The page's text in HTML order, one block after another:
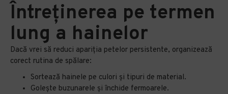
Întreținerea pe termen
lung a hainelor
Dacă vrei să reduci apariția petelor persistente, organizează
corect rutina de spălare:
Sortează hainele pe culori și tipuri de material.
Golește buzunarele și închide fermoarele.